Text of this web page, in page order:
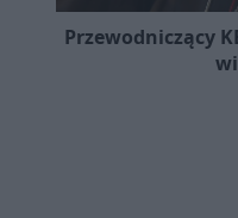
Przewodniczący